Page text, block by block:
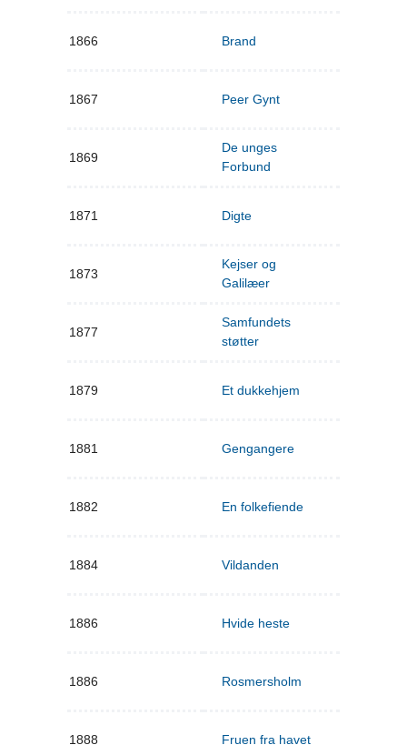
1866 Brand
1867 Peer Gynt
1869
De unges
Forbund
1871 Digte
1873
Kejser og
Galilæer
1877
Samfundets
støtter
1879 Et dukkehjem
1881 Gengangere
1882 En folkefiende
1884 Vildanden
1886 Hvide heste
1886 Rosmersholm
1888 Fruen fra havet